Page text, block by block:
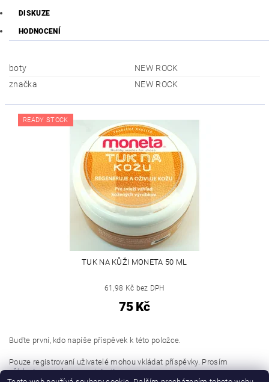
DISKUZE
HODNOCENÍ
boty
NEW ROCK
značka
NEW ROCK
READY STOCK
TUK NA KŮŽI MONETA 50 ML
61,98 Kč bez DPH
75 Kč
Buďte první, kdo napíše příspěvek k této položce.
Pouze registrovaní uživatelé mohou vkládat příspěvky. Prosím
přihlaste senebo seregistrujte.